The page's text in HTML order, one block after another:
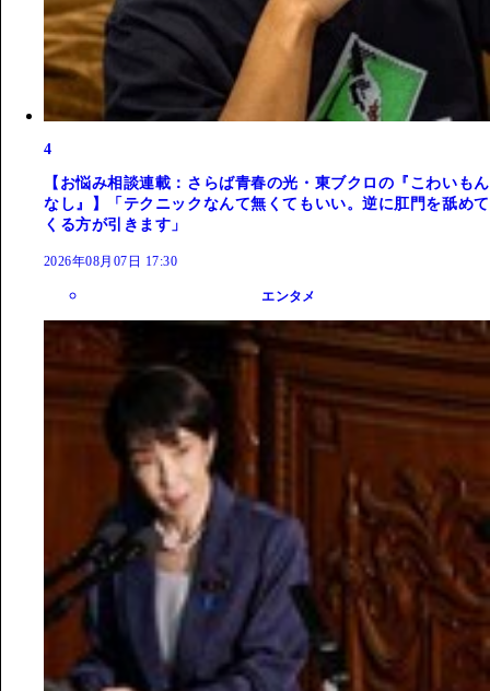
4
【お悩み相談連載：さらば青春の光・東ブクロの『こわいもん
なし』】「テクニックなんて無くてもいい。逆に肛門を舐めて
くる方が引きます」
2026年08月07日 17:30
エンタメ